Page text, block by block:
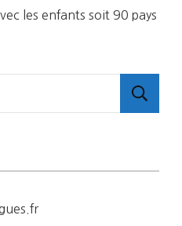
les enfants soit 90 pays